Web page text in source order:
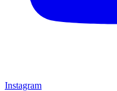
Instagram